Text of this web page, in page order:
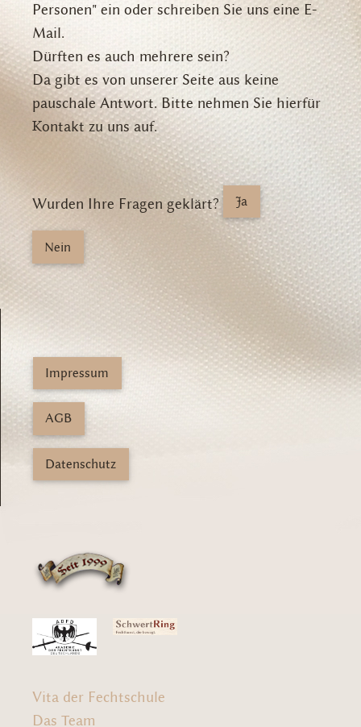
Personen" ein oder schreiben Sie uns eine E-
Mail.
Dürften es auch mehrere sein?
Da gibt es von unserer Seite aus keine
pauschale Antwort. Bitte nehmen Sie hierfür
Kontakt zu uns auf.
Wurden Ihre Fragen geklärt? Ja
Nein
Impressum
AGB
Datenschutz
Vita der Fechtschule
Das Team